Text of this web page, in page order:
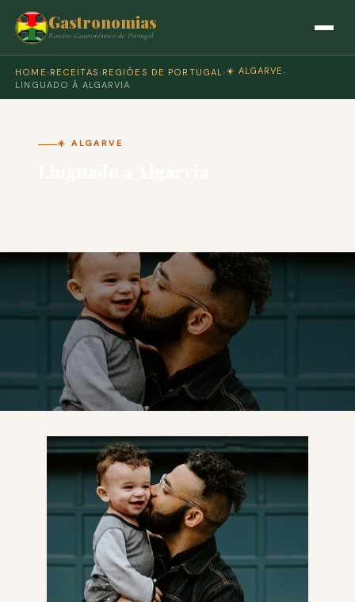
Gastronomias
Roteiro Gastronómico de Portugal
HOME › RECEITAS › REGIÕES DE PORTUGAL › ☀️ ALGARVE ›
LINGUADO À ALGARVIA
☀️ ALGARVE